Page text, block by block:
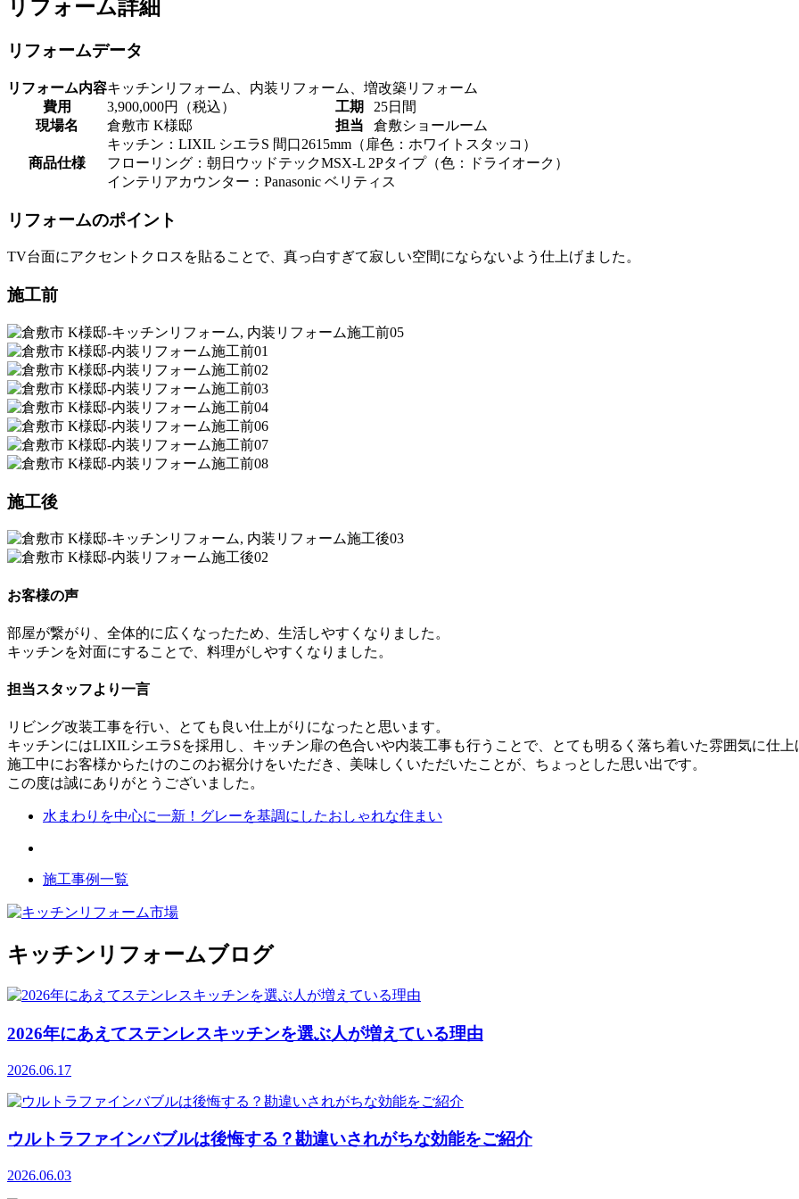
リフォーム詳細
リフォームデータ
リフォーム内容キッチンリフォーム、内装リフォーム、増改築リフォーム
費用
3,900,000円（税込） 工期
25日間
現場名
倉敷市 K様邸 担当 倉敷ショールーム
商品仕様
キッチン：LIXIL シエラS 間口2615mm（扉色：ホワイトスタッコ）
フローリング：朝日ウッドテックMSX-L 2Pタイプ（色：ドライオーク）
インテリアカウンター：Panasonic ベリティス
リフォームのポイント
TV台面にアクセントクロスを貼ることで、真っ白すぎて寂しい空間にならないよう仕上げました。
施工前
施工後
お客様の声
部屋が繋がり、全体的に広くなったため、生活しやすくなりました。
キッチンを対面にすることで、料理がしやすくなりました。
担当スタッフより一言
リビング改装工事を行い、とても良い仕上がりになったと思います。
キッチンにはLIXILシエラSを採用し、キッチン扉の色合いや内装工事も行うことで、とても明るく落ち着いた雰囲気に仕上
施工中にお客様からたけのこのお裾分けをいただき、美味しくいただいたことが、ちょっとした思い出です。
この度は誠にありがとうございました。
水まわりを中心に一新！グレーを基調にしたおしゃれな住まい
施工事例一覧
キッチンリフォームブログ
2026年にあえてステンレスキッチンを選ぶ人が増えている理由
2026.06.17
ウルトラファインバブルは後悔する？勘違いされがちな効能をご紹介
2026.06.03